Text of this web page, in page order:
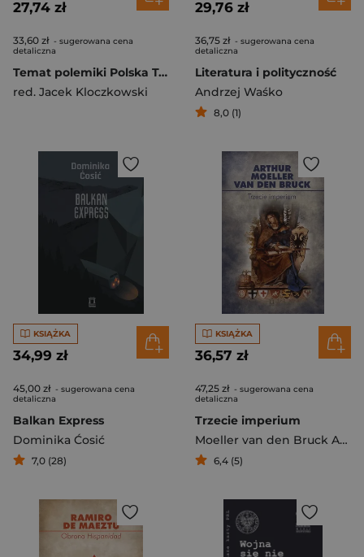
27,74 zł
33,60 zł - sugerowana cena
detaliczna
Temat polemiki Polska Tom 17 Najważniejsze polskie spory ideowo-polityczne
red. Jacek Kloczkowski
29,76 zł
36,75 zł - sugerowana cena
detaliczna
Literatura i polityczność
Andrzej Waśko
8,0 (1)
KSIĄŻKA
34,99 zł
45,00 zł - sugerowana cena
detaliczna
Balkan Express
Dominika Ćosić
7,0 (28)
KSIĄŻKA
36,57 zł
47,25 zł - sugerowana cena
detaliczna
Trzecie imperium
Moeller van den Bruck Arthur
6,4 (5)